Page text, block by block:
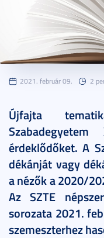
2021. február 09. 2
Újfajta
érdeklődőket. A
dékánját vagy
a nézők a 2020/
Az SZTE
sorozata 2021.
szemeszterhez